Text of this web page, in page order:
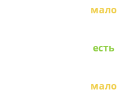
мало
есть
мало